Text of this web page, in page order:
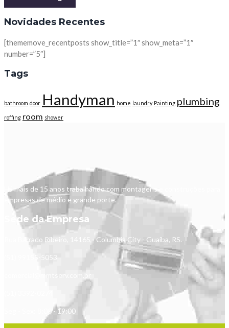
Novidades Recentes
[thememove_recentposts show_title=”1″ show_meta=”1″
number=”5″]
Tags
bathroom door Handyman home laundry Painting plumbing
roffing room shower
Há mais de 15 anos trabalhando com montagens e construções para
empresas de médio e grande porte.
Sede da Empresa
Rua Barrado Ribeiro, 14165 - Columbia City - Guaíba, RS.
(51) 99155-5053
comercial@mmtserv.com.br
Seg - Sex: 8:00 - 19:00